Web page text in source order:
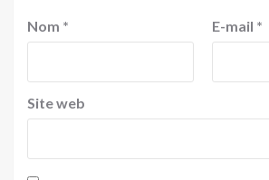
Nom * E-mail *
Site web